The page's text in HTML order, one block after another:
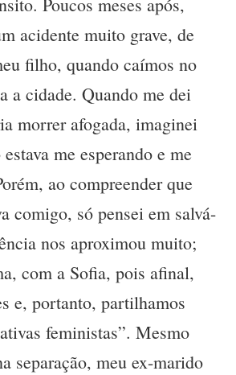
Poucos meses após,
acidente muito grave, de
filho, quando caímos no
a cidade. Quando me dei
morrer afogada, imaginei
me esperando e me
ao compreender que
comigo, só pensei em salvá-
nos aproximou muito;
com a Sofia, pois afinal,
e, portanto, partilhamos
feministas”. Mesmo
separação, meu ex-marido